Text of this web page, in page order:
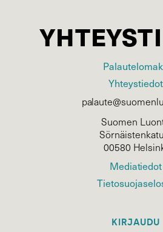
Yhteystiedot
Suomen
00580
Mediatiedot
KIRJAUDU